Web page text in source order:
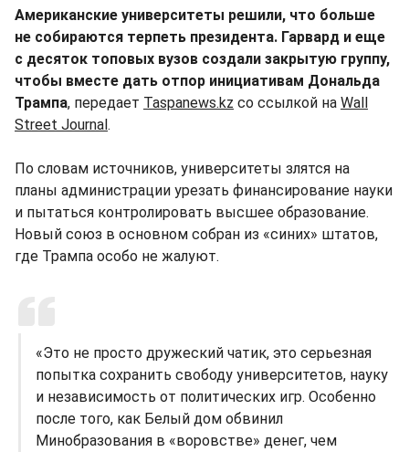
Американские университеты решили, что больше
не собираются терпеть президента. Гарвард и еще
с десяток топовых вузов создали закрытую группу,
чтобы вместе дать отпор инициативам Дональда
Трампа, передает Taspanews.kz со ссылкой на Wall
Street Journal.
По словам источников, университеты злятся на
планы администрации урезать финансирование науки
и пытаться контролировать высшее образование.
Новый союз в основном собран из «синих» штатов,
где Трампа особо не жалуют.
«Это не просто дружеский чатик, это серьезная
попытка сохранить свободу университетов, науку
и независимость от политических игр. Особенно
после того, как Белый дом обвинил
Минобразования в «воровстве» денег, чем